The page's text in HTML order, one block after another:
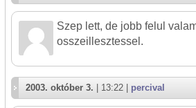
Szep lett, de jobb felul
osszeillesztessel.
2003. október 3. | 13:22 | percival